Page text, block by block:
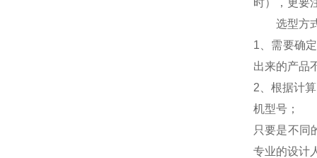
时），更要
选型方
1、需要确
出来的产品
2、根据计
机型号；
只要是不同
专业的设计